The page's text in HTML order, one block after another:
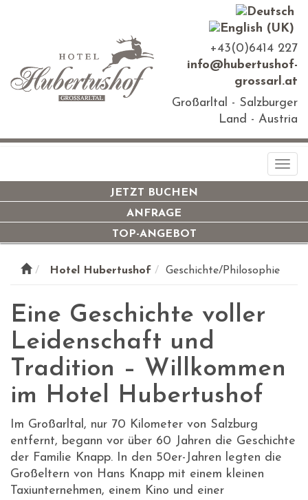
+43(0)6414 227
info@hubertushof-
grossarl.at
Großarltal - Salzburger
Land - Austria
JETZT BUCHEN
ANFRAGE
TOP-ANGEBOT
Hotel Hubertushof Geschichte/Philosophie
Eine Geschichte voller
Leidenschaft und
Tradition – Willkommen
im Hotel Hubertushof
Im Großarltal, nur 70 Kilometer von Salzburg
entfernt, begann vor über 60 Jahren die Geschichte
der Familie Knapp. In den 50er-Jahren legten die
Großeltern von Hans Knapp mit einem kleinen
Taxiunternehmen, einem Kino und einer